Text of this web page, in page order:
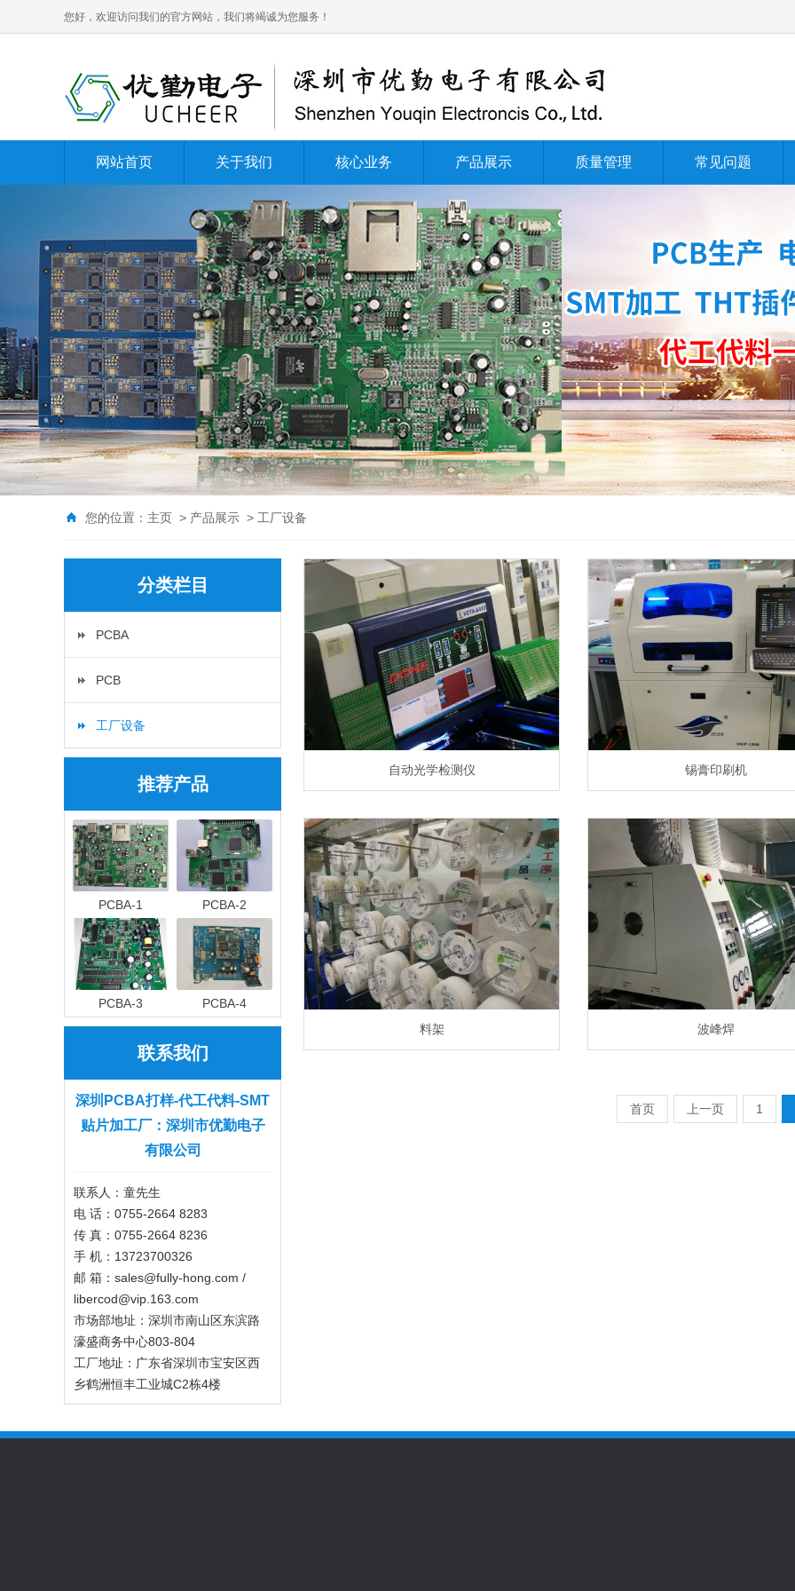
您好，欢迎访问我们的官方网站，我们将竭诚为您服务！
网站首页 关于我们 核心业务 产品展示 质量管理 常见问题
您的位置： 主页 > 产品展示 > 工厂设备
分类栏目
PCBA
PCB
工厂设备
推荐产品
PCBA-1 PCBA-2
PCBA-3 PCBA-4
联系我们
深圳PCBA打样-代工代料-SMT
贴片加工厂：深圳市优勤电子
有限公司
联系人：童先生
电 话：0755-2664 8283
传 真：0755-2664 8236
手 机：13723700326
邮 箱：sales@fully-hong.com /
libercod@vip.163.com
市场部地址：深圳市南山区东滨路
濠盛商务中心803-804
工厂地址：广东省深圳市宝安区西
乡鹤洲恒丰工业城C2栋4楼
自动光学检测仪 锡膏印刷机
料架 波峰焊
首页 上一页 1